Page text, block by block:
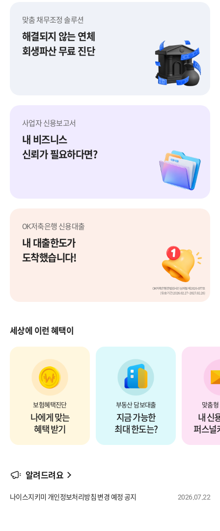
맞춤 채무조정 솔루션
해결되지 않는 연체
회생파산 무료 진단
사업자 신용보고서
내 비즈니스
신뢰가 필요하다면?
OK저축은행 신용대출
내 대출한도가
도착했습니다!
세상에 이런 혜택이
보험혜택진단
나에게 맞는
혜택 받기
무료 보장분석부터
자동차 보험 혜택까지
부동산 담보대출
지금 가능한
최대 한도는?
담보계산기로
예측하기
맞춤
내 신
퍼스널
혜택
알려드려요
나이스지키미 개인정보처리방침 변경 예정 공지 2026.07.22